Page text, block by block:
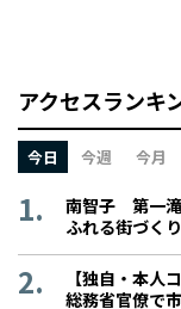
アクセスランキ
今日 今週 今月
南智子 第一
ふれる街づく
【独自・本人
総務省官僚で